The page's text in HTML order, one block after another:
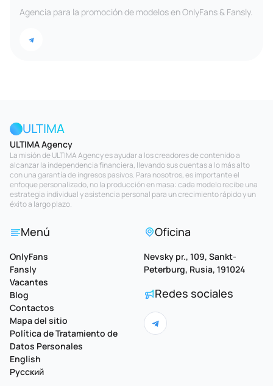
Agencia para la promoción de modelos en OnlyFans & Fansly.
ULTIMA
ULTIMA Agency
La misión de ULTIMA Agency es ayudar a los creadores de contenido a
alcanzar la independencia financiera, llevando sus cuentas a lo más alto
con una garantía de ingresos pasivos. Para nosotros, es importante el
enfoque personalizado, no la producción en masa: cada modelo recibe una
estrategia individual y asistencia personal para un crecimiento rápido y un
éxito a largo plazo.
Menú
OnlyFans
Fansly
Vacantes
Blog
Contactos
Mapa del sitio
Política de Tratamiento de
Datos Personales
English
Русский
Oficina
Nevsky pr., 109, Sankt-
Peterburg, Rusia, 191024
Redes sociales